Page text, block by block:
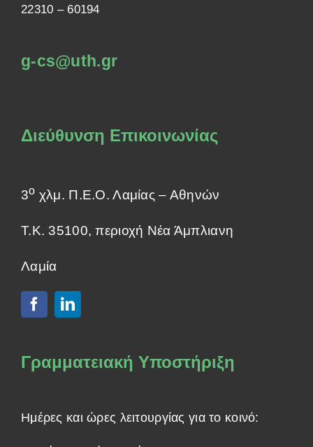
22310 – 60194
g-cs@uth.gr
Διεύθυνση Επικοινωνίας
3ο χλμ. Π.Ε.Ο. Λαμίας – Αθηνών
Τ.Κ. 35100, περιοχή Νέα Άμπλιανη
Λαμία
Γραμματειακή Υποστήριξη
Ημέρες και ώρες λειτουργίας για το κοινό: